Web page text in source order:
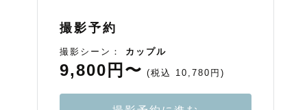
撮影予約
撮影シーン： カップル
9,800円〜 (税込 10,780円)